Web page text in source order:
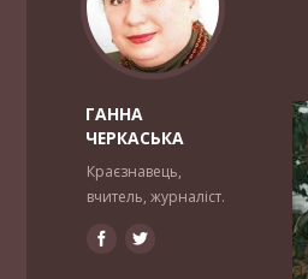
ГАННА
ЧЕРКАСЬКА
Краєзнавець,
вчитель, журналіст.